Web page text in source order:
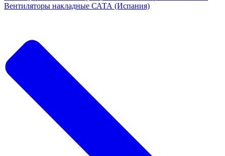
Вентиляторы накладные САТА (Испания)